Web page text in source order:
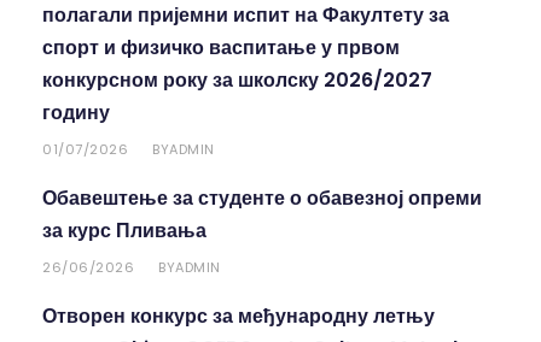
полагали пријемни испит на Факултету за
спорт и физичко васпитање у првом
конкурсном року за школску 2026/2027
годину
01/07/2026 BYADMIN
Обавештење за студенте о обавезној опреми
за курс Пливања
26/06/2026 BYADMIN
Отворен конкурс за међународну летњу